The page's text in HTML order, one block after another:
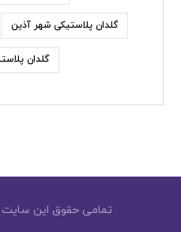
گلدان پلاستیکی شهر آذین
گلدان
تمامی حقوق این سایت